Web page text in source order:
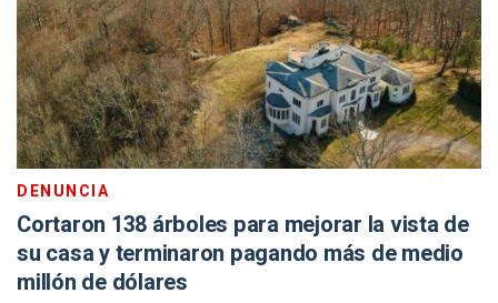
DENUNCIA
Cortaron 138 árboles para mejorar la vista de
su casa y terminaron pagando más de medio
millón de dólares